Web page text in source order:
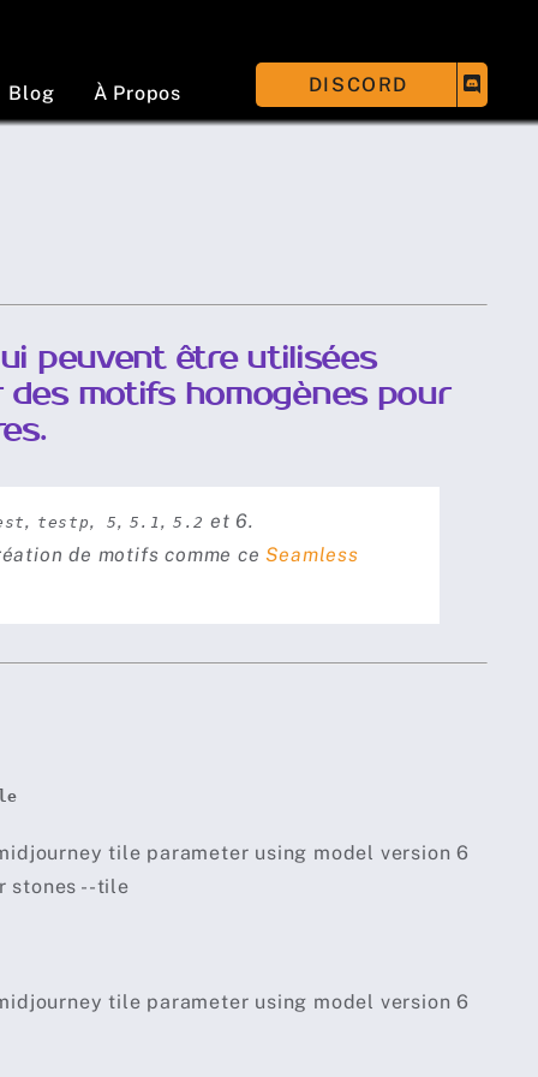
Blog À Propos DISCORD
peuvent être utilisées
motifs homogènes pour
, testp,5, 5.1, 5.2 et 6.
de motifs comme ceSeamless